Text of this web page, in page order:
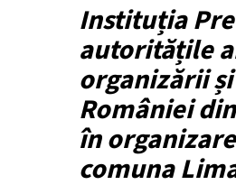
Instituția
autoritățile
organizării
României
în
comuna